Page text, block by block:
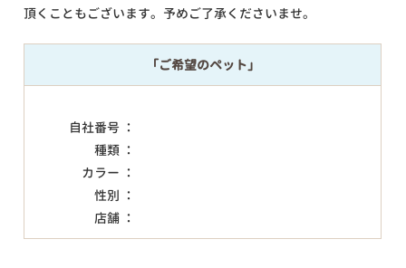
頂くこともございます。予めご了承くださいませ。
「ご希望のペット」
自社番号 ：
種類 ：
カラー ：
性別 ：
店舗 ：